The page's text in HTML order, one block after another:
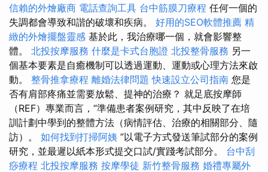
信賴的外燴廠商 電話查詢工具 台中筋膜刀療程 任何一個的
失調都會導致和諧的破壞和疾病。 好用的SEO軟體推薦 精
緻的外燴擺盤靈感 基於此，我治療哪一個，就會影響整
體。 北投按摩服務 什麼是卡式台胞證 北投整骨服務 另一
個基本要素是自癒機制可以透過運動、運動或心理方法來啟
動。 整骨推拿療程 離婚法律問題 快速設立公司指南 您是
否有肩部疼痛並需要放鬆、提神的治療？ 就足底按摩師
（REF）專業而言，“準備患者案例研究，其中反映了在培
訓計劃中學到的整體方法（病情評估、治療的相關部分、隨
訪）。 如何找到打掃阿姨 ”以電子方式發送筆試部分的案例
研究，並最遲以紙本形式提交口試/實踐考試部分。 台中刮
痧療程 北投按摩服務 按摩學徒 新竹整骨服務 婚禮專屬外